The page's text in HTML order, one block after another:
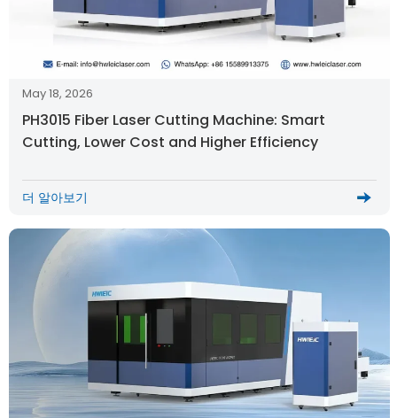
May 18, 2026
PH3015 Fiber Laser Cutting Machine: Smart
Cutting, Lower Cost and Higher Efficiency
더 알아보기